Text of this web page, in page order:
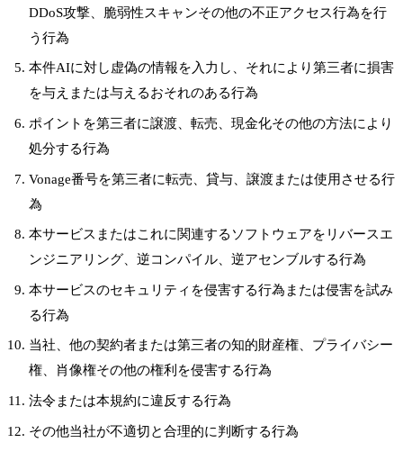
DDoS攻撃、脆弱性スキャンその他の不正アクセス行為を行
う行為
本件AIに対し虚偽の情報を入力し、それにより第三者に損害
を与えまたは与えるおそれのある行為
ポイントを第三者に譲渡、転売、現金化その他の方法により
処分する行為
Vonage番号を第三者に転売、貸与、譲渡または使用させる行
為
本サービスまたはこれに関連するソフトウェアをリバースエ
ンジニアリング、逆コンパイル、逆アセンブルする行為
本サービスのセキュリティを侵害する行為または侵害を試み
る行為
当社、他の契約者または第三者の知的財産権、プライバシー
権、肖像権その他の権利を侵害する行為
法令または本規約に違反する行為
その他当社が不適切と合理的に判断する行為